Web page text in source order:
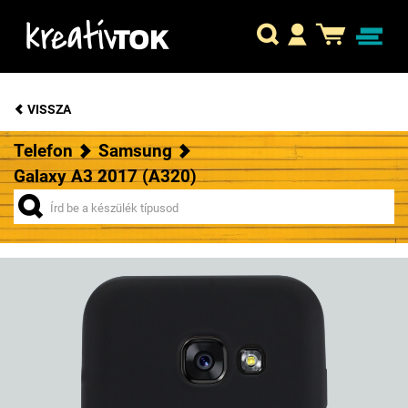
VISSZA
Telefon
Samsung
Galaxy A3 2017 (A320)